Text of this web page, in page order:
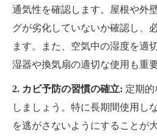
通気性を確認します。屋根や外
グが劣化していないか確認し、
ます。また、空気中の湿度を適
湿器や換気扇の適切な使用も重要
2. カビ予防の習慣の確立: 定期
しましょう。特に長期間使用し
を逃がさないようにすることが